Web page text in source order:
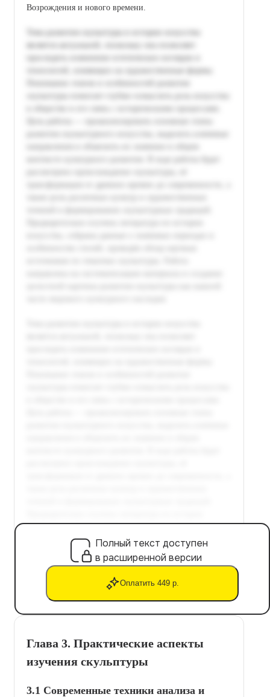
Возрождения и нового времени.
Полный текст доступен
в расширенной версии
Оплатить 449 р.
Глава 3. Практические аспекты
изучения скульптуры
3.1 Современные техники анализа и